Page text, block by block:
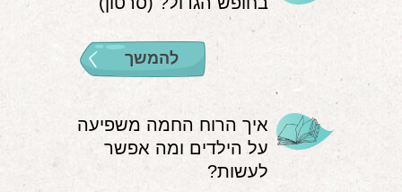
להמשך
איך הרוח החמה משפיעה
על הילדים ומה אפשר
לעשות?